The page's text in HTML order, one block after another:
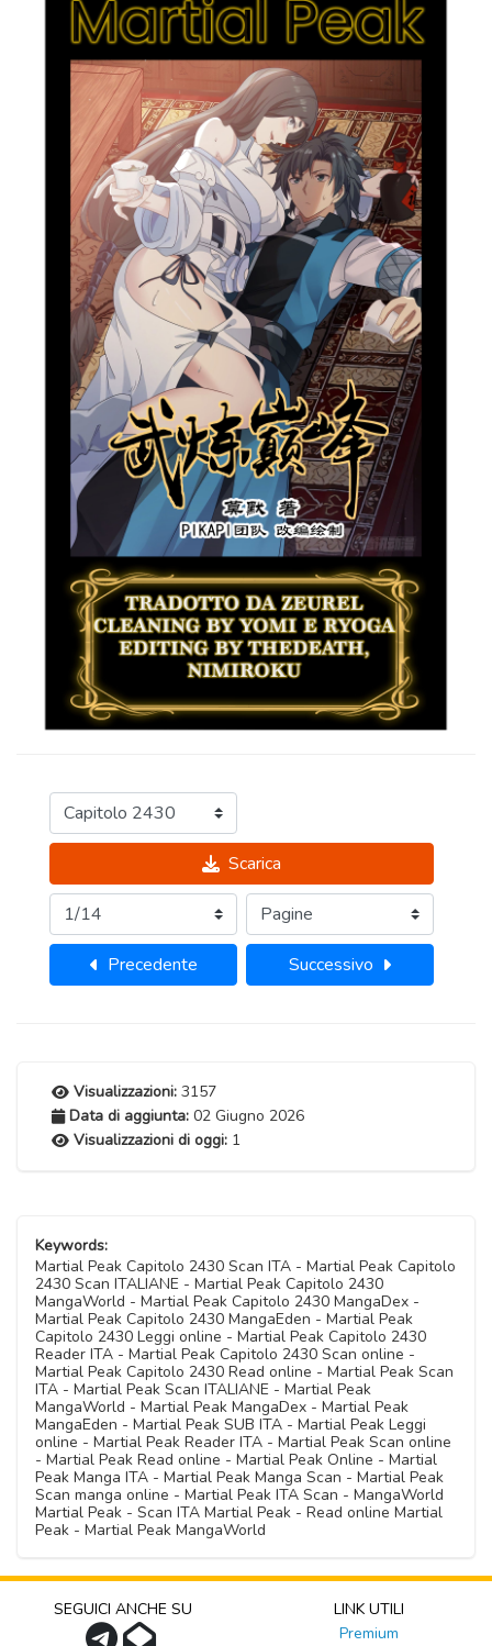
Scarica
Precedente Successivo
Visualizzazioni: 3157
Data di aggiunta: 02 Giugno 2026
Visualizzazioni di oggi: 1
Keywords:
Martial Peak Capitolo 2430 Scan ITA - Martial Peak Capitolo
2430 Scan ITALIANE - Martial Peak Capitolo 2430
MangaWorld - Martial Peak Capitolo 2430 MangaDex -
Martial Peak Capitolo 2430 MangaEden - Martial Peak
Capitolo 2430 Leggi online - Martial Peak Capitolo 2430
Reader ITA - Martial Peak Capitolo 2430 Scan online -
Martial Peak Capitolo 2430 Read online - Martial Peak Scan
ITA - Martial Peak Scan ITALIANE - Martial Peak
MangaWorld - Martial Peak MangaDex - Martial Peak
MangaEden - Martial Peak SUB ITA - Martial Peak Leggi
online - Martial Peak Reader ITA - Martial Peak Scan online
- Martial Peak Read online - Martial Peak Online - Martial
Peak Manga ITA - Martial Peak Manga Scan - Martial Peak
Scan manga online - Martial Peak ITA Scan - MangaWorld
Martial Peak - Scan ITA Martial Peak - Read online Martial
Peak - Martial Peak MangaWorld
SEGUICI ANCHE SU
LINK UTILI
Premium